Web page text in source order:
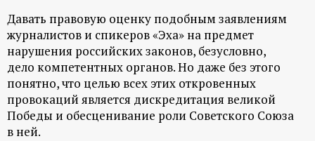
Давать правовую оценку подобным заявлениям
журналистов и спикеров «Эха» на предмет
нарушения российских законов, безусловно,
дело компетентных органов. Но даже без этого
понятно, что целью всех этих откровенных
провокаций является дискредитация великой
Победы и обесценивание роли Советского Союза
в ней.